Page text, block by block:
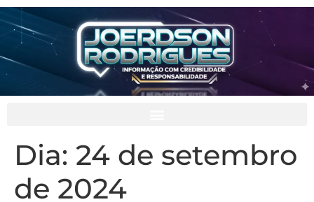
Dia: 24 de setembro
de 2024